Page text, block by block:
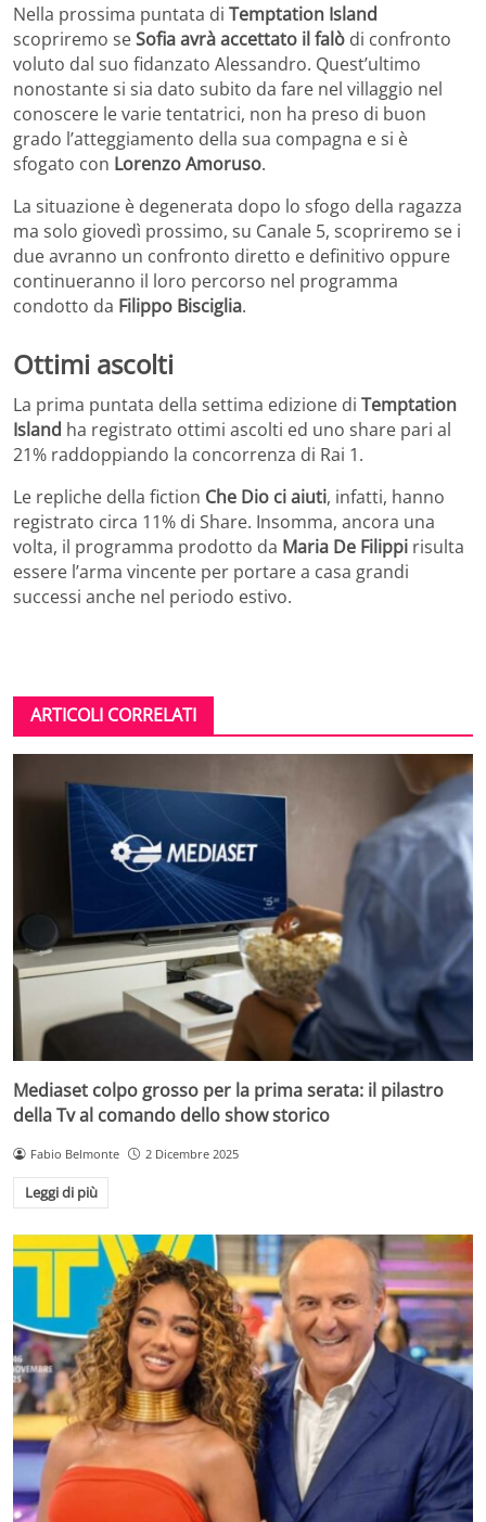
Nella prossima puntata di Temptation Island
scopriremo seSofia avrà accettato il falò di confronto
voluto dal suo fidanzato Alessandro. Quest’ultimo
nonostante si sia dato subito da fare nel villaggio nel
conoscere le varie tentatrici, non ha preso di buon
grado l’atteggiamento della sua compagna e si è
sfogato con Lorenzo Amoruso.
La situazione è degenerata dopo lo sfogo della ragazza
ma solo giovedì prossimo, su Canale 5, scopriremo se i
due avranno un confronto diretto e definitivo oppure
continueranno il loro percorso nel programma
condotto da Filippo Bisciglia.
Ottimi ascolti
La prima puntata della settima edizione di Temptation
Island ha registrato ottimi ascolti ed uno share pari al
21% raddoppiando la concorrenza di Rai 1.
Le repliche della fiction Che Dio ci aiuti, infatti, hanno
registrato circa 11% di Share. Insomma, ancora una
volta, il programma prodotto da Maria De Filippi risulta
essere l’arma vincente per portare a casa grandi
successi anche nel periodo estivo.
ARTICOLI CORRELATI
Mediaset colpo grosso per la prima serata: il pilastro
della Tv al comando dello show storico
Fabio Belmonte 2 Dicembre 2025
Leggi di più